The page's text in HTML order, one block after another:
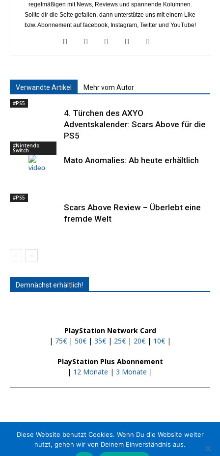
regelmäßigen mit News, Reviews und spannende Kolumnen.
Sollte dir die Seite gefallen, dann unterstütze uns mit einem Like
bzw. Abonnement auf facebook, Instagram, Twitter und YouTube!
Verwandte Artikel Mehr vom Autor
#PS5
4. Türchen des AXYO
Adventskalender: Scars Above für die
PS5
#Nintendo
Switch
Mato Anomalies: Ab heute erhältlich
#PS5
Scars Above Review – Überlebt eine
fremde Welt
Demnächst erhältlich!
PlayStation Network Card
| 75€ | 50€ | 35€ | 25€ | 20€ | 10€ |
PlayStation Plus Abonnement
| 12 Monate | 3 Monate |
Kontakt Jobs Impressum Media-Kit
Diese Website benutzt Cookies. Wenn Du die Website weiter
nutzt, gehen wir von Deinem Einverständnis aus.